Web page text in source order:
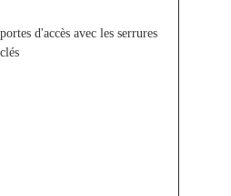
d'accès avec les serrures